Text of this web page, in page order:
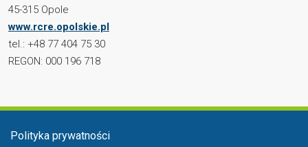
45-315 Opole
www.rcre.opolskie.pl
tel.: +48 77 404 75 30
REGON: 000 196 718
Menu stopka
Polityka prywatności